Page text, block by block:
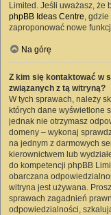
Limited. Jeśli uważasz, że
phpBB Ideas Centre,
zaproponować nowe
Na górę
Z kim się kontaktować w
związanych z tą witryną?
W tych sprawach, należy
których dane wyświetlone
jednak nie otrzymasz
domeny – wykonaj
na jednym z darmowych
kierownictwem lub
do kompetencji phpBB
obarczana
witryna jest używana.
sprawach zagadnień
odpowiedzialności,